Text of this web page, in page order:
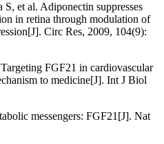
et al. Adiponectin suppresses
in retina through modulation of
Circ Res, 2009, 104(9):
FGF21 in cardiovascular
to medicine[J]. Int J Biol
messengers: FGF21[J]. Nat